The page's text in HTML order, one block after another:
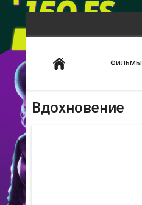
ФИЛЬМЫ
Вдохновение